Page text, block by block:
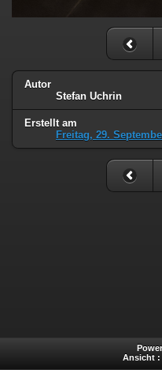
Autor
Stefan Uchrin
Erstellt am
Freitag, 29.
Ansicht :